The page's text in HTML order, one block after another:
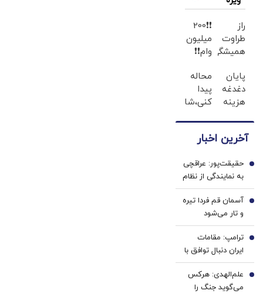
راز
طراوت
همیشگی
کرم
جوانساز
جلبک
❗❗200
میلیون
وام❗❗
تتر
احراز
هویت
پایان
دغدغه
هزینه
پزشکی
سفید
کننده
خانگی
محاله
پیدا
کنی،شامپو
ضدریزش+رویشآخرین اخبار
حقیقت‌پور: عراقچی
به نمایندگی از نظام
مذاکره می‌کند؛
تصمیم شخصی
پزشکیان نیست/
برخی مواضع رهبری
را گزینشی
می‌پذیرند
1
آسمان قم فردا تیره
و تار می‌شود
2
ترامپ: مقامات
ایران دنبال توافق با
واشنگتن هستند
3
علم‌الهدی: هرکس
می‌گوید جنگ را
4